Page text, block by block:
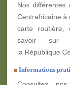
Nos différentes
Centrafricaine à
carte routière,
savoir sur
la République
Informations